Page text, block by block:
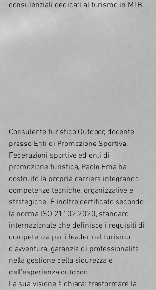
consulenziali dedicati al turismo in MTB.
Consulente turistico Outdoor, docente
presso Enti di Promozione Sportiva,
Federazioni sportive ed enti di
promozione turistica, Paolo Ema ha
costruito la propria carriera integrando
competenze tecniche, organizzative e
strategiche. È inoltre certificato secondo
la norma ISO 21102:2020, standard
internazionale che definisce i requisiti di
competenza per i leader nel turismo
d’avventura, garanzia di professionalità
nella gestione della sicurezza e
dell’esperienza outdoor.
La sua visione è chiara: trasformare la